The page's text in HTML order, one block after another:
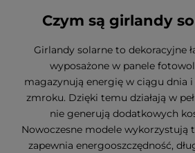
Czym są girlandy
Girlandy solarne to dekoracyjne
wyposażone w panele
magazynują energię w ciągu dnia
zmroku. Dzięki temu działają w
nie generują dodatkowych
Nowoczesne modele wykorzystują
zapewnia energooszczędność,